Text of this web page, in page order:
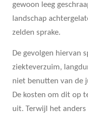
gewoon leeg
landschap
zelden sprake.
De gevolgen hiervan
ziekteverzuim,
niet benutten van de
De kosten om dit op
uit. Terwijl het